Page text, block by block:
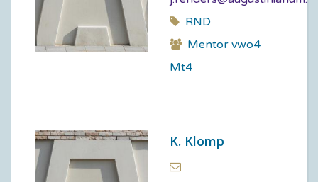
RND
Mentor vwo4
Mt4
K. Klomp